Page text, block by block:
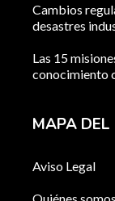
Cambios
desastres
Las 15
conocimiento
MAPA DEL
Aviso Legal